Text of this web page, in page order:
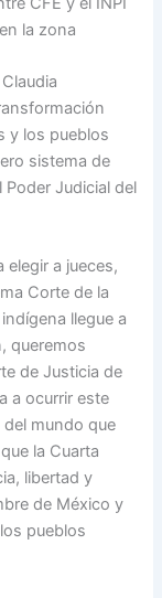
la zona
y los pueblos
sistema de
Poder Judicial del
elegir a jueces,
Corte de la
llegue a
queremos
de Justicia de
a ocurrir este
mundo que
la Cuarta
libertad y
de México y
pueblos